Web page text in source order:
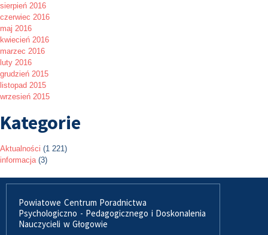
sierpień 2016
czerwiec 2016
maj 2016
kwiecień 2016
marzec 2016
luty 2016
grudzień 2015
listopad 2015
wrzesień 2015
Kategorie
Aktualności (1 221)
informacja (3)
Powiatowe Centrum Poradnictwa
Psychologiczno - Pedagogicznego i Doskonalenia
Nauczycieli w Głogowie